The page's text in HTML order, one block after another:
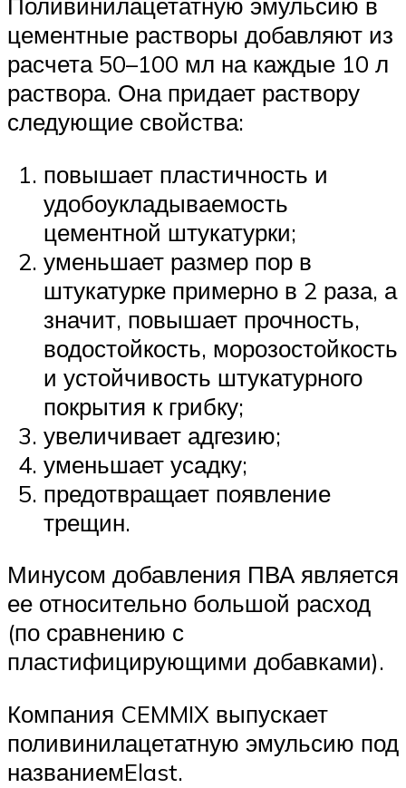
цементные растворы добавляют из
расчета 50–100 мл на каждые 10 л
раствора. Она придает раствору
следующие свойства:
повышает пластичность и
удобоукладываемость
цементной штукатурки;
уменьшает размер пор в
штукатурке примерно в 2 раза, а
значит, повышает прочность,
водостойкость, морозостойкость
и устойчивость штукатурного
покрытия к грибку;
увеличивает адгезию;
уменьшает усадку;
предотвращает появление
трещин.
Минусом добавления ПВА является
ее относительно большой расход
(по сравнению с
пластифицирующими добавками).
Компания CEMMIX выпускает
поливинилацетатную эмульсию под
названиемElast.